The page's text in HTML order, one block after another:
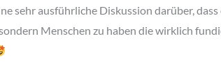
sehr ausführliche Diskussion darüber,
Menschen zu haben die wirklich